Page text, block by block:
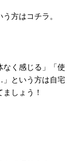
方はコチラ。
なく感じる」「使
という方は自宅
しょう！